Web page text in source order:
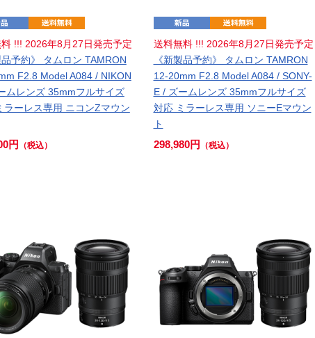
!!! 2026年8月27日発売予定
品予約》 タムロン TAMRON
F2.8 Model A084 / NIKON
ムレンズ 35mmフルサイズ
ラーレス専用 ニコンZマウン
円 （税込）
送料無料 !!! 2026年8月27日発売予定
《新製品予約》 タムロン TAMRON
12-20mm F2.8 Model A084 / SONY-
E / ズームレンズ 35mmフルサイズ
対応 ミラーレス専用 ソニーEマウン
ト
298,980円 （税込）